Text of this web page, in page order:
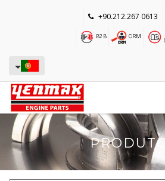
+90.212.267 0613
B2B CRM